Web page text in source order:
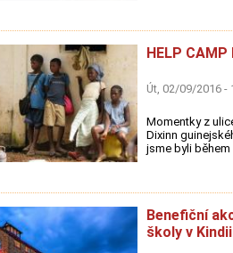
HELP
Út, 02/09/2016 -
Momentky z
Dixinn
jsme byli během
Benefiční
školy v Kindii